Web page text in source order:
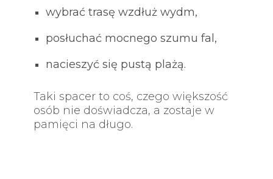
wybrać trasę wzdłuż wydm,
posłuchać mocnego szumu fal,
nacieszyć się pustą plażą.
Taki spacer to coś, czego większość
osób nie doświadcza, a zostaje w
pamięci na długo.